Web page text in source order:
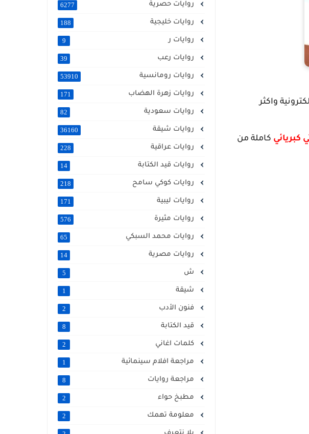
واكثر
كبريائي كاملة من
روايات حصرية 6277
روايات خليجية 188
روايات ر 9
روايات رعب 39
روايات رومانسية 53910
روايات زهرة الهضاب 171
روايات سعودية 82
روايات شيقة 36160
روايات عراقية 228
روايات قيد الكتابة 14
روايات كوكي سامح 218
روايات ليبية 171
روايات مثيرة 576
روايات محمد السبكي 65
روايات مصرية 14
ش 5
شيقة 1
فنون الأدب 2
قيد الكتابة 8
كلمات اغاني 2
مراجعة افلام سينمائية 1
مراجعة روايات 8
مطبخ حواء 2
معلومة تهمك 2